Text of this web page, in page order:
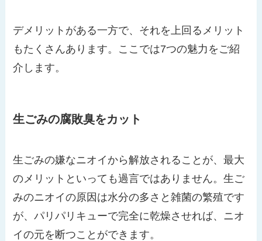
デメリットがある一方で、それを上回るメリット
もたくさんあります。ここでは7つの魅力をご紹
介します。
生ごみの腐敗臭をカット
生ごみの嫌なニオイから解放されることが、最大
のメリットといっても過言ではありません。生ご
みのニオイの原因は水分の多さと雑菌の繁殖です
が、パリパリキューで完全に乾燥させれば、ニオ
イの元を断つことができます。